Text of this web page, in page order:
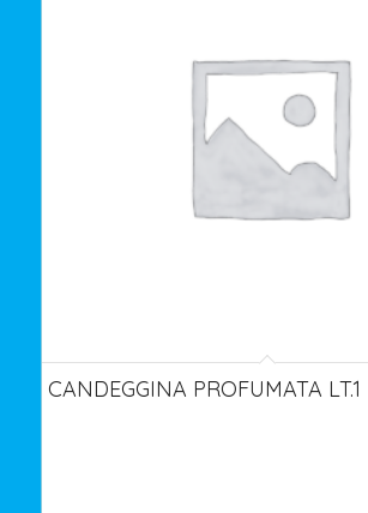
CANDEGGINA PROFUMATA LT.1